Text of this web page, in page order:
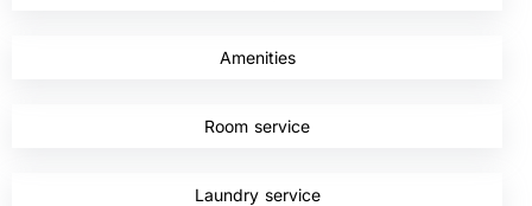
Amenities
Room service
Laundry service